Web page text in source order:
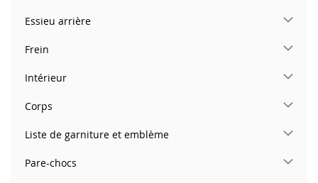
Essieu arrière
Frein
Intérieur
Corps
Liste de garniture et emblème
Pare-chocs